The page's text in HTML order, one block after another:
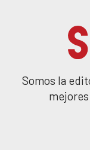
Somos la